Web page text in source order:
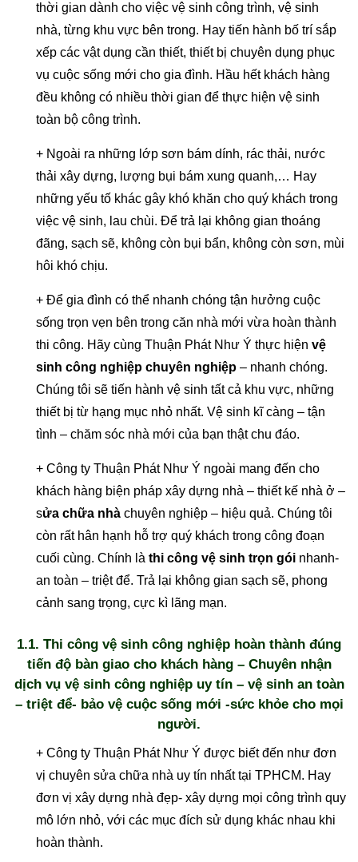
thời gian dành cho việc vệ sinh công trình, vệ sinh
nhà, từng khu vực bên trong. Hay tiến hành bố trí sắp
xếp các vật dụng cần thiết, thiết bị chuyên dụng phục
vụ cuộc sống mới cho gia đình. Hầu hết khách hàng
đều không có nhiều thời gian để thực hiện vệ sinh
toàn bộ công trình.
+ Ngoài ra những lớp sơn bám dính, rác thải, nước
thải xây dựng, lượng bụi bám xung quanh,… Hay
những yếu tố khác gây khó khăn cho quý khách trong
việc vệ sinh, lau chùi. Để trả lại không gian thoáng
đãng, sạch sẽ, không còn bụi bẩn, không còn sơn, mùi
hôi khó chịu.
+ Để gia đình có thể nhanh chóng tận hưởng cuộc
sống trọn vẹn bên trong căn nhà mới vừa hoàn thành
thi công. Hãy cùng Thuận Phát Như Ý thực hiện vệ
sinh công nghiệp chuyên nghiệp – nhanh chóng.
Chúng tôi sẽ tiến hành vệ sinh tất cả khu vực, những
thiết bị từ hạng mục nhỏ nhất. Vệ sinh kĩ càng – tận
tình – chăm sóc nhà mới của bạn thật chu đáo.
+ Công ty Thuận Phát Như Ý ngoài mang đến cho
khách hàng biện pháp xây dựng nhà – thiết kế nhà ở –
sửa chữa nhà chuyên nghiệp – hiệu quả. Chúng tôi
còn rất hân hạnh hỗ trợ quý khách trong công đoạn
cuối cùng. Chính là thi công vệ sinh trọn gói nhanh-
an toàn – triệt để. Trả lại không gian sạch sẽ, phong
cảnh sang trọng, cực kì lãng mạn.
1.1. Thi công vệ sinh công nghiệp hoàn thành đúng
tiến độ bàn giao cho khách hàng – Chuyên nhận
dịch vụ vệ sinh công nghiệp uy tín – vệ sinh an toàn
– triệt để- bảo vệ cuộc sống mới -sức khỏe cho mọi
người.
+ Công ty Thuận Phát Như Ý được biết đến như đơn
vị chuyên sửa chữa nhà uy tín nhất tại TPHCM. Hay
đơn vị xây dựng nhà đẹp- xây dựng mọi công trình quy
mô lớn nhỏ, với các mục đích sử dụng khác nhau khi
hoàn thành.